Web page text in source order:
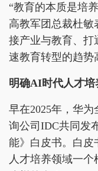
“教育的本质是培
高教军团总裁杜敏
接产业与教育、打
速教育转型的趋势
明确AI时代人才培
早在2025年，华
询公司IDC共同发
能》白皮书。白皮
人才培养领域一